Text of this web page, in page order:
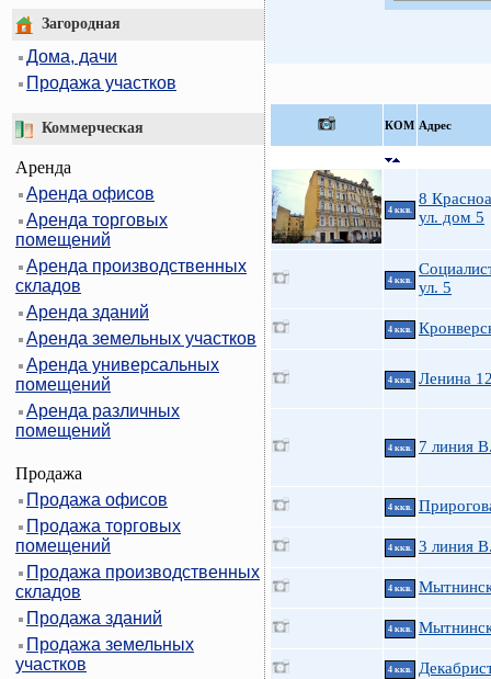
Загородная
Дома, дачи
Продажа участков
Коммерческая
Аренда
Аренда офисов
Аренда торговых
помещений
Аренда производственных
складов
Аренда зданий
Аренда земельных участков
Аренда универсальных
помещений
Аренда различных
помещений
Продажа
Продажа офисов
Продажа торговых
помещений
Продажа производственных
складов
Продажа зданий
Продажа земельных
участков
КOМ Адрес
4 ккв.
8
ул. дом 5
4 ккв.
ул. 5
4 ккв.
4 ккв. Ленина
4 ккв. 7 линия
4 ккв.
4 ккв. 3 линия
4 ккв.
4 ккв.
4 ккв.